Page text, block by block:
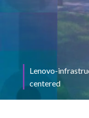
Lenovo-
centered